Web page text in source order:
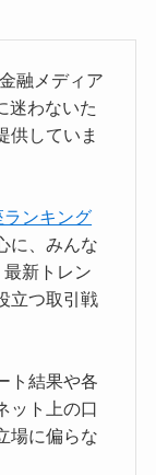
融メディア
迷わないた
供していま
ンキング
に、みんな
新トレン
立つ取引戦
ト結果や各
ット上の口
場に偏らな